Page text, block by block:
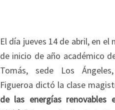
El día jueves 14 de abril, en el
de inicio de año académico
Tomás, sede Los
Figueroa dictó la clase
de las energías renovables